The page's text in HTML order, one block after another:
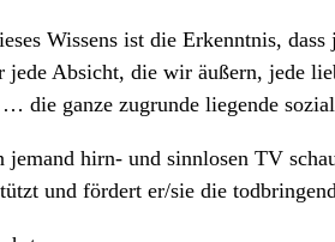
Wissens ist die Erkenntnis,
jede Absicht, die wir äußern, jede
die ganze zugrunde liegende
jemand hirn- und sinnlosen TV
und fördert er/sie die